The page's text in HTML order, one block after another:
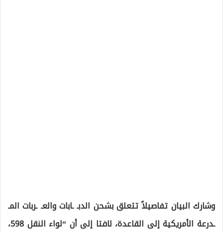
وشارك البيان تفاصيلاً تتعلق بشحن الدبـ ـابات والعـ ـربات المـ
ـدرعة الأمريكية إلى القاعدة، لافتا إلى أن “لواء النقل 598،